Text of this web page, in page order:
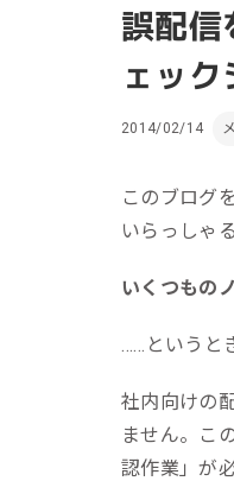
優良顧客
[休眠顧客掘
誤配信
ェッ
2014/02/14
このブログ
いらっしゃ
いくつもの
……というと
社内向けの
ません。こ
認作業」が